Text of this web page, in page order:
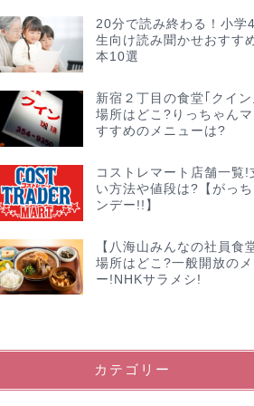
20分で読み終わる！小学
生向け読み聞かせおすす
本10選
新宿２丁目の食堂｢クイン
場所はどこ?りっちゃんマ
すすめのメニューは?
コストレマート店舗一覧!
い方法や値段は?【がっ
ンデー!!】
【八海山みんなの社員食
場所はどこ?一般開放のメ
ー!NHKサラメシ!
カテゴリー